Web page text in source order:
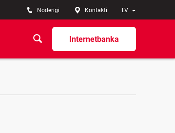
LV
Noderīgi Kontakti
Internetbanka